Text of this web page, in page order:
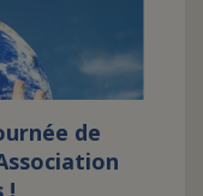
de
!